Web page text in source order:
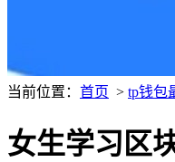
当前位置： 首页 > tp钱包
女生学习区